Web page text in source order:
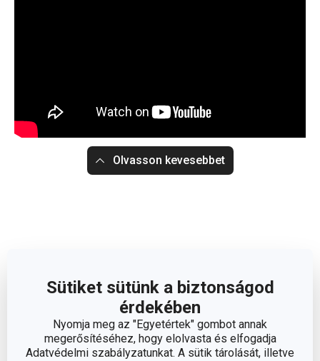
Sütiket sütünk a biztonságod
érdekében
Nyomja meg az "Egyetértek" gombot annak
megerősítéséhez, hogy elolvasta és elfogadja
Adatvédelmi szabályzatunkat. A sütik tárolását, illetve
Olvasson kevesebbet